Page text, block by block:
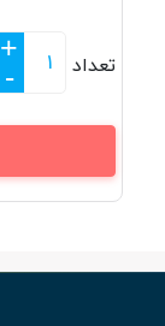
تعداد
+
-